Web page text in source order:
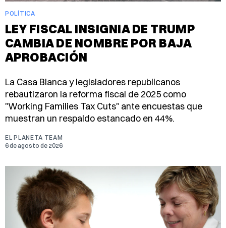
POLÍTICA
LEY FISCAL INSIGNIA DE TRUMP
CAMBIA DE NOMBRE POR BAJA
APROBACIÓN
La Casa Blanca y legisladores republicanos
rebautizaron la reforma fiscal de 2025 como
"Working Families Tax Cuts" ante encuestas que
muestran un respaldo estancado en 44%.
EL PLANETA TEAM
6 de agosto de 2026